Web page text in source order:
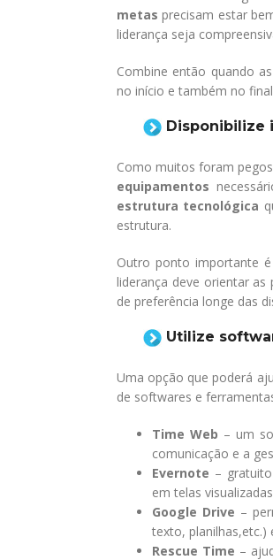
metas precisam estar
liderança seja
Combine então quando
no início e também no
Disponibilize
Como muitos foram
equipamentos
estrutura tecnológica
estrutura.
Outro ponto importante
liderança deve orientar as
de preferência longe das
Utilize
Uma opção que poderá
de softwares e
Time Web – um
comunicação e a
Evernote –
em telas
Google Drive –
texto, planilhas,etc.)
Rescue Time –